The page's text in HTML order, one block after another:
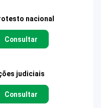
nacional
Consultar
judiciais
Consultar